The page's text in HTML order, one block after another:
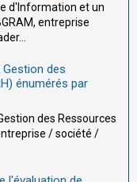
d'Information et un
entreprise
des
énumérés par
des Ressources
/ société /